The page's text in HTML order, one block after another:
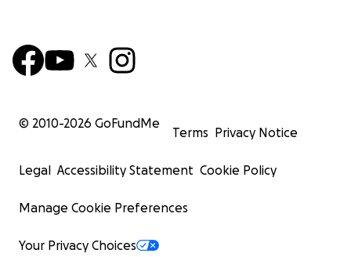
© 2010-2026 GoFundMe
Terms Privacy Notice
Legal Accessibility Statement Cookie Policy
Manage Cookie Preferences
Your Privacy Choices